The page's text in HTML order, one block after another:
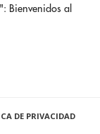
Bienvenidos al
DE PRIVACIDAD